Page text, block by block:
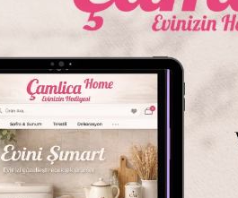
Gold Oval Cam Kapaklı